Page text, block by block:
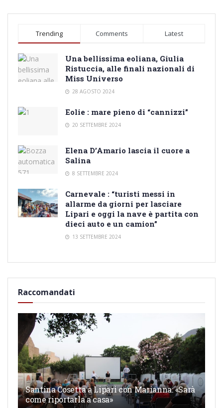
Trending Comments Latest
Una bellissima eoliana, Giulia
Ristuccia, alle finali nazionali di
Miss Universo
28 AGOSTO 2024
Eolie : mare pieno di “cannizzi”
20 SETTEMBRE 2024
Elena D’Amario lascia il cuore a
Salina
8 SETTEMBRE 2024
Carnevale : “turisti messi in
allarme da giorni per lasciare
Lipari e oggi la nave è partita con
dieci auto e un camion”
13 SETTEMBRE 2024
Raccomandati
Santina Cosetta a Lipari con Marianna: «Sarà
come riportarla a casa»